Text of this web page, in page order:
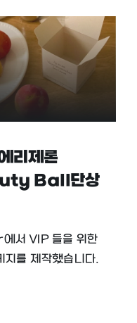
리제론
Ball단상
서 VIP 들을 위한
지를 제작했습니다.